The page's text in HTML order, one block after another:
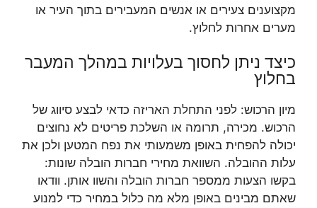
מקצוענים צעירים או אנשים המעבירים בתוך העיר או
מערים אחרות לחלוץ.
כיצד ניתן לחסוך בעלויות במהלך המעבר
בחלוץ
מיון הרכוש: לפני התחלת האריזה כדאי לבצע סיווג של
הרכוש. מכירה, תרומה או השלכת פריטים לא נחוצים
יכולה להפחית באופן משמעותי את נפח המטען ולכן את
עלות ההובלה. השוואת מחירי חברות הובלה שונות:
בקשו הצעות ממספר חברות הובלה והשוו אותן. וודאו
שאתם מבינים באופן מלא מה כלול במחיר כדי למנוע